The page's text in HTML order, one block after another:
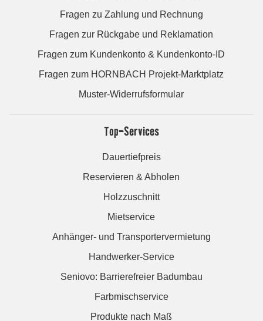
Fragen zu Zahlung und Rechnung
Fragen zur Rückgabe und Reklamation
Fragen zum Kundenkonto & Kundenkonto-ID
Fragen zum HORNBACH Projekt-Marktplatz
Muster-Widerrufsformular
Top-Services
Dauertiefpreis
Reservieren & Abholen
Holzzuschnitt
Mietservice
Anhänger- und Transportervermietung
Handwerker-Service
Seniovo: Barrierefreier Badumbau
Farbmischservice
Produkte nach Maß